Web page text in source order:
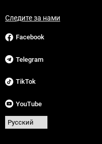
Следите за нами
Facebook
Telegram
TikTok
YouTube